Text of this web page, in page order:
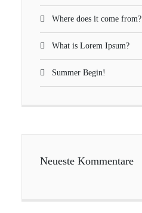
Where does it come from?
What is Lorem Ipsum?
Summer Begin!
Neueste Kommentare